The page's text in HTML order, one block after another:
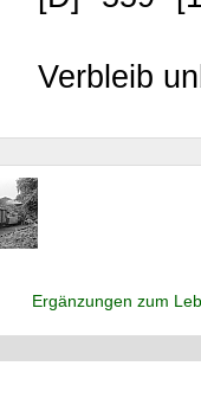
Verbleib
Ergänzungen zum